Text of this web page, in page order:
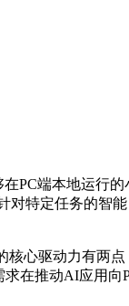
PC端本地运行的
对特定任务的智
核心驱动力有两
在推动AI应用向